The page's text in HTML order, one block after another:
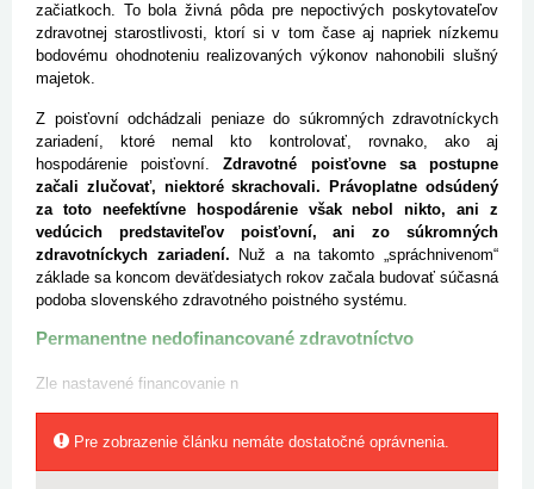
začiatkoch. To bola živná pôda pre nepoctivých poskytovateľov
zdravotnej starostlivosti, ktorí si v tom čase aj napriek nízkemu
bodovému ohodnoteniu realizovaných výkonov nahonobili slušný
majetok.
Z poisťovní odchádzali peniaze do súkromných zdravotníckych
zariadení, ktoré nemal kto kontrolovať, rovnako, ako aj
hospodárenie poisťovní.Zdravotné poisťovne sa postupne
začali zlučovať, niektoré skrachovali. Právoplatne odsúdený
za toto neefektívne hospodárenie však nebol nikto, ani z
vedúcich predstaviteľov poisťovní, ani zo súkromných
zdravotníckych zariadení.
Nuž a na takomto „spráchnivenom“
základe sa koncom deväťdesiatych rokov začala budovať súčasná
podoba slovenského zdravotného poistného systému.
Permanentne nedofinancované zdravotníctvo
Zle nastavené financovanie n
Pre zobrazenie článku nemáte dostatočné oprávnenia.